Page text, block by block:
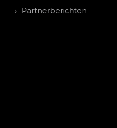
Partnerberichten